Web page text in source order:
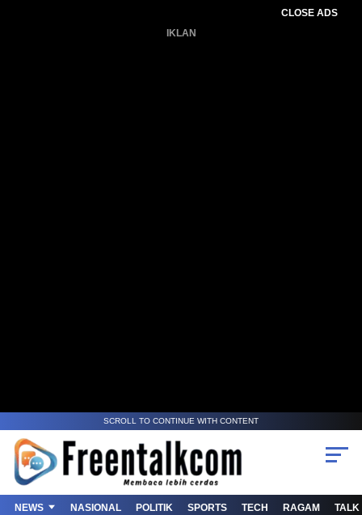
CLOSE ADS
IKLAN
SCROLL TO CONTINUE WITH CONTENT
NEWS NASIONAL POLITIK SPORTS TECH RAGAM TALK